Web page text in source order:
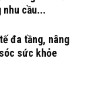
nhu cầu...
đa tầng, nâng
sức khỏe